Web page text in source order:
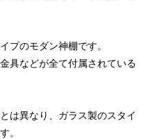
プのモダン神棚です。
具などが全て付属されている
は異なり、ガラス製のスタイ
。